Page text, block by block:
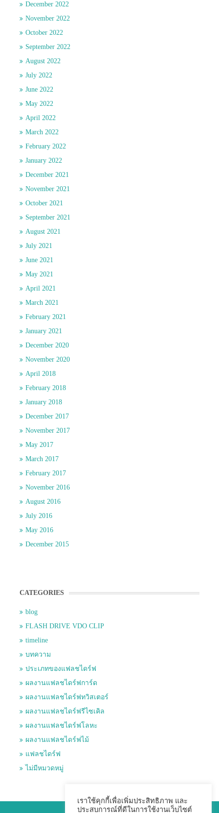
December 2022
November 2022
October 2022
September 2022
August 2022
July 2022
June 2022
May 2022
April 2022
March 2022
February 2022
January 2022
December 2021
November 2021
October 2021
September 2021
August 2021
July 2021
June 2021
May 2021
April 2021
March 2021
February 2021
January 2021
December 2020
November 2020
April 2018
February 2018
January 2018
December 2017
November 2017
May 2017
March 2017
February 2017
November 2016
August 2016
July 2016
May 2016
December 2015
CATEGORIES
blog
FLASH DRIVE VDO CLIP
timeline
บทความ
ประเภทของแฟลชไดร์ฟ
ผลงานแฟลชไดร์ฟการ์ด
ผลงานแฟลชไดร์ฟทวิสเตอร์
ผลงานแฟลชไดร์ฟรีไซเคิล
ผลงานแฟลชไดร์ฟโลหะ
ผลงานแฟลชไดร์ฟไม้
แฟลชไดร์ฟ
ไม่มีหมวดหมู่
เราใช้คุกกี้เพื่อเพิ่มประสิทธิภาพ และ
ประสบการณ์ที่ดีในการใช้งานเว็บไซต์